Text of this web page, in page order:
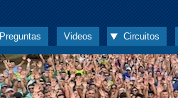
Preguntas Videos Circuitos